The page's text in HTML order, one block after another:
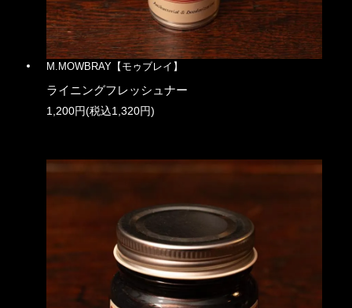
M.MOWBRAY【モゥブレイ】
ライニングフレッシュナー
1,200円(税込1,320円)